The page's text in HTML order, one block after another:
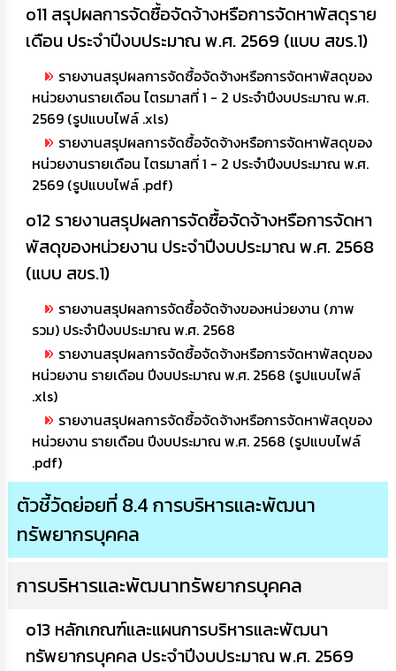
o11 สรุปผลการจัดซื้อจัดจ้างหรือการจัดหาพัสดุราย
เดือน ประจำปีงบประมาณ พ.ศ. 2569 (แบบ สขร.1)
รายงานสรุปผลการจัดซื้อจัดจ้างหรือการจัดหาพัสดุของ
หน่วยงานรายเดือน ไตรมาสที่ 1 - 2 ประจำปีงบประมาณ พ.ศ.
2569 (รูปแบบไฟล์ .xls)
รายงานสรุปผลการจัดซื้อจัดจ้างหรือการจัดหาพัสดุของ
หน่วยงานรายเดือน ไตรมาสที่ 1 - 2 ประจำปีงบประมาณ พ.ศ.
2569 (รูปแบบไฟล์ .pdf)
o12 รายงานสรุปผลการจัดซื้อจัดจ้างหรือการจัดหา
พัสดุของหน่วยงาน ประจำปีงบประมาณ พ.ศ. 2568
(แบบ สขร.1)
รายงานสรุปผลการจัดซื้อจัดจ้างของหน่วยงาน (ภาพ
รวม) ประจำปีงบประมาณ พ.ศ. 2568
รายงานสรุปผลการจัดซื้อจัดจ้างหรือการจัดหาพัสดุของ
หน่วยงาน รายเดือน ปีงบประมาณ พ.ศ. 2568 (รูปแบบไฟล์
.xls)
รายงานสรุปผลการจัดซื้อจัดจ้างหรือการจัดหาพัสดุของ
หน่วยงาน รายเดือน ปีงบประมาณ พ.ศ. 2568 (รูปแบบไฟล์
.pdf)
ตัวชี้วัดย่อยที่ 8.4 การบริหารและพัฒนา
ทรัพยากรบุคคล
การบริหารและพัฒนาทรัพยากรบุคคล
o13 หลักเกณฑ์และแผนการบริหารและพัฒนา
ทรัพยากรบุคคล ประจำปีงบประมาณ พ.ศ. 2569